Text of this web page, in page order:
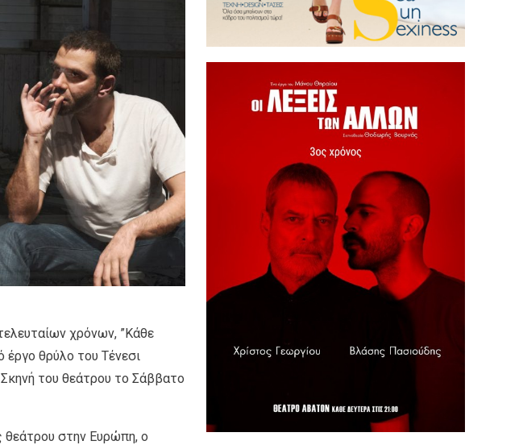
χρόνων, ”Κάθε
έργο θρύλο του Τένεσι
του θεάτρου το Σάββατο
θεάτρου στην Ευρώπη, ο